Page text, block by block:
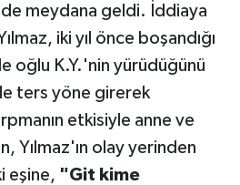
meydana geldi. İddiaya
iki yıl önce boşandığı
oğlu K.Y.'nin yürüdüğünü
ters yöne girerek
etkisiyle anne ve
Yılmaz'ın olay yerinden
eşine, "Git kime